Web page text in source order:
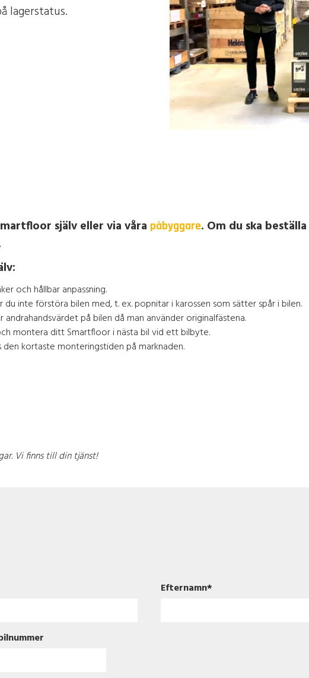
lagerstatus.
själv eller via våra påbyggare. Om du ska
och hållbar anpassning.
inte förstöra bilen med, t. ex. popnitar i karossen som sätter spår i bilen.
på bilen då man använder originalfästena.
montera ditt Smartfloor i nästa bil vid ett bilbyte.
kortaste monteringstiden på marknaden.
Vi finns till din tjänst!
Efternamn*